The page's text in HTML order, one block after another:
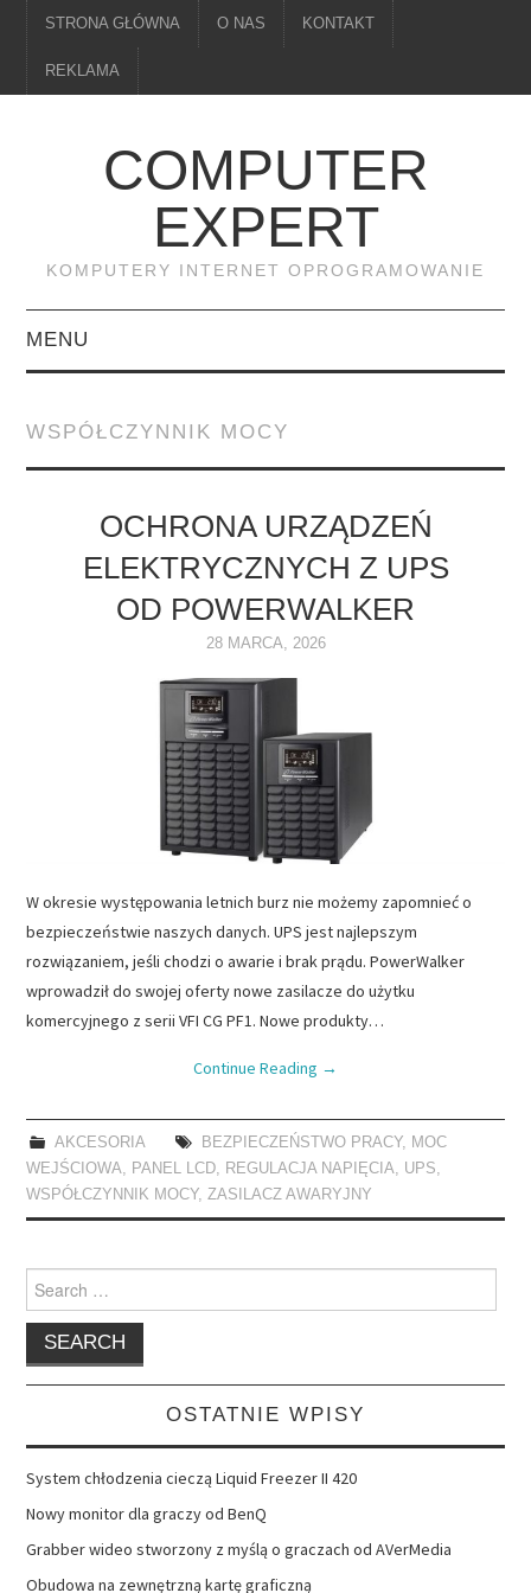
STRONA GŁÓWNA O NAS KONTAKT
REKLAMA
COMPUTER
EXPERT
KOMPUTERY INTERNET OPROGRAMOWANIE
MENU
MONITORY
NAPĘDY
OPROGRAMOWANIE
WSPÓŁCZYNNIK MOCY
OCHRONA URZĄDZEŃ
ELEKTRYCZNYCH Z UPS
OD POWERWALKER
28 MARCA, 2026
W okresie występowania letnich burz nie możemy zapomnieć o
bezpieczeństwie naszych danych. UPS jest najlepszym
rozwiązaniem, jeśli chodzi o awarie i brak prądu. PowerWalker
wprowadził do swojej oferty nowe zasilacze do użytku
komercyjnego z serii VFI CG PF1. Nowe produkty…
Continue Reading →
AKCESORIA BEZPIECZEŃSTWO PRACY, MOC
WEJŚCIOWA, PANEL LCD, REGULACJA NAPIĘCIA, UPS,
WSPÓŁCZYNNIK MOCY,ZASILACZ AWARYJNY
Search
for:
OSTATNIE WPISY
System chłodzenia cieczą Liquid Freezer II 420
Nowy monitor dla graczy od BenQ
Grabber wideo stworzony z myślą o graczach od AVerMedia
Obudowa na zewnętrzną kartę graficzną